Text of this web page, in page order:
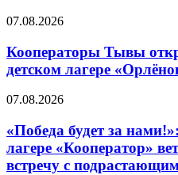
07.08.2026
Кооператоры Тывы
детском лагере
07.08.2026
«Победа будет за
лагере «Кооператор»
встречу с